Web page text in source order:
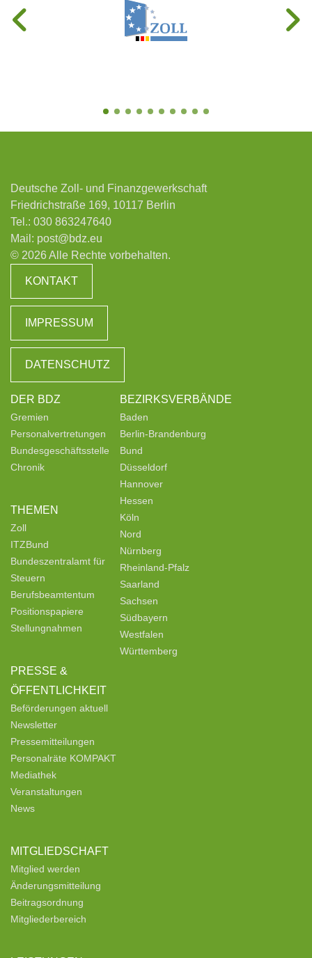
Deutsche Zoll- und Finanzgewerkschaft
Friedrichstraße 169, 10117 Berlin
Tel.: 030 863247640
Mail: post@bdz.eu
© 2026 Alle Rechte vorbehalten.
KONTAKT
IMPRESSUM
DATENSCHUTZ
DER BDZ
Gremien
Personalvertretungen
Bundesgeschäftsstelle
Chronik
THEMEN
Zoll
ITZBund
Bundeszentralamt für
Steuern
Berufsbeamtentum
Positionspapiere
Stellungnahmen
PRESSE &
ÖFFENTLICHKEIT
Beförderungen aktuell
Newsletter
Pressemitteilungen
Personalräte KOMPAKT
Mediathek
Veranstaltungen
News
MITGLIEDSCHAFT
Mitglied werden
Änderungsmitteilung
Beitragsordnung
Mitgliederbereich
BEZIRKSVERBÄNDE
Baden
Berlin-Brandenburg
Bund
Düsseldorf
Hannover
Hessen
Köln
Nord
Nürnberg
Rheinland-Pfalz
Saarland
Sachsen
Südbayern
Westfalen
Württemberg